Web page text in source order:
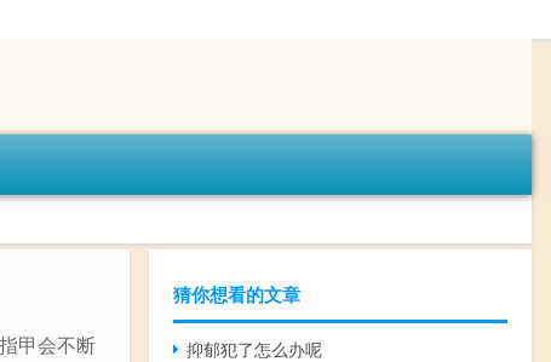
甲会不断
猜你想看的文章
抑郁犯了怎么办呢